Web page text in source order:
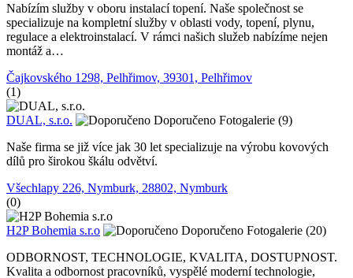
Nabízím služby v oboru instalací topení. Naše společnost se
specializuje na kompletní služby v oblasti vody, topení, plynu,
regulace a elektroinstalací. V rámci našich služeb nabízíme nejen
montáž a…
Čajkovského 1298, Pelhřimov, 39301, Pelhřimov
(1)
DUAL, s.r.o. Doporučeno Fotogalerie (9)
Naše firma se již více jak 30 let specializuje na výrobu kovových
dílů pro širokou škálu odvětví.
Všechlapy 226, Nymburk, 28802, Nymburk
(0)
H2P Bohemia s.r.o Doporučeno Fotogalerie (20)
ODBORNOST, TECHNOLOGIE, KVALITA, DOSTUPNOST.
Kvalita a odbornost pracovníků, vyspělé moderní technologie,